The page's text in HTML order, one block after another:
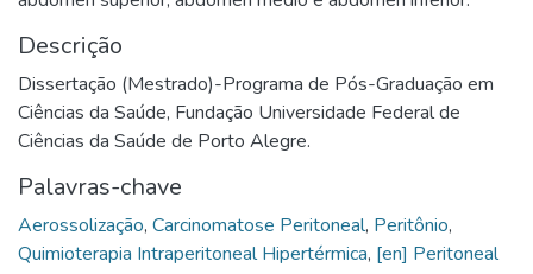
Descrição
Dissertação (Mestrado)-Programa de Pós-Graduação em
Ciências da Saúde, Fundação Universidade Federal de
Ciências da Saúde de Porto Alegre.
Palavras-chave
Aerossolização, Carcinomatose Peritoneal, Peritônio,
Quimioterapia Intraperitoneal Hipertérmica, [en] Peritoneal